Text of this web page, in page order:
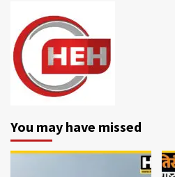
You may have missed